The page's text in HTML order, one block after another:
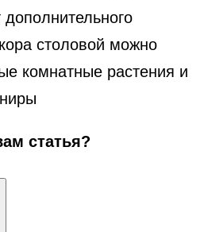
столовой можно
комнатные растения и
статья?